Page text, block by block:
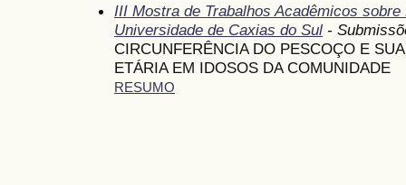
III Mostra de Trabalhos Acadêmicos
Universidade de Caxias do Sul -
CIRCUNFERÊNCIA DO PESCOÇO E
ETÁRIA EM IDOSOS DA COMUNIDADE
RESUMO